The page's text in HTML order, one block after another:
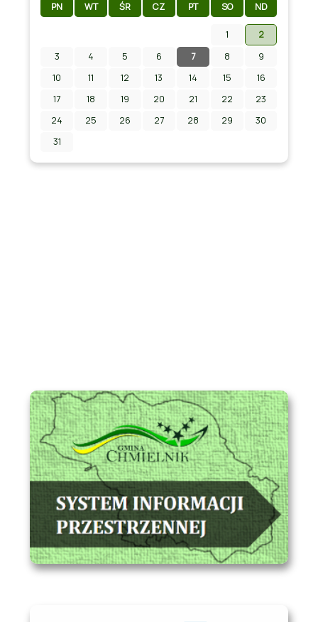
PN WT ŚR CZ PT SO ND
1 2
Zapraszamy na Letni Pokaz Filmowy na
stadionie w Chmielniku!
3 4 5 6 7 8
9
10
11 12 13 14 15
16
17
18 19 20 21 22
23
24
25 26 27 28 29
30
31